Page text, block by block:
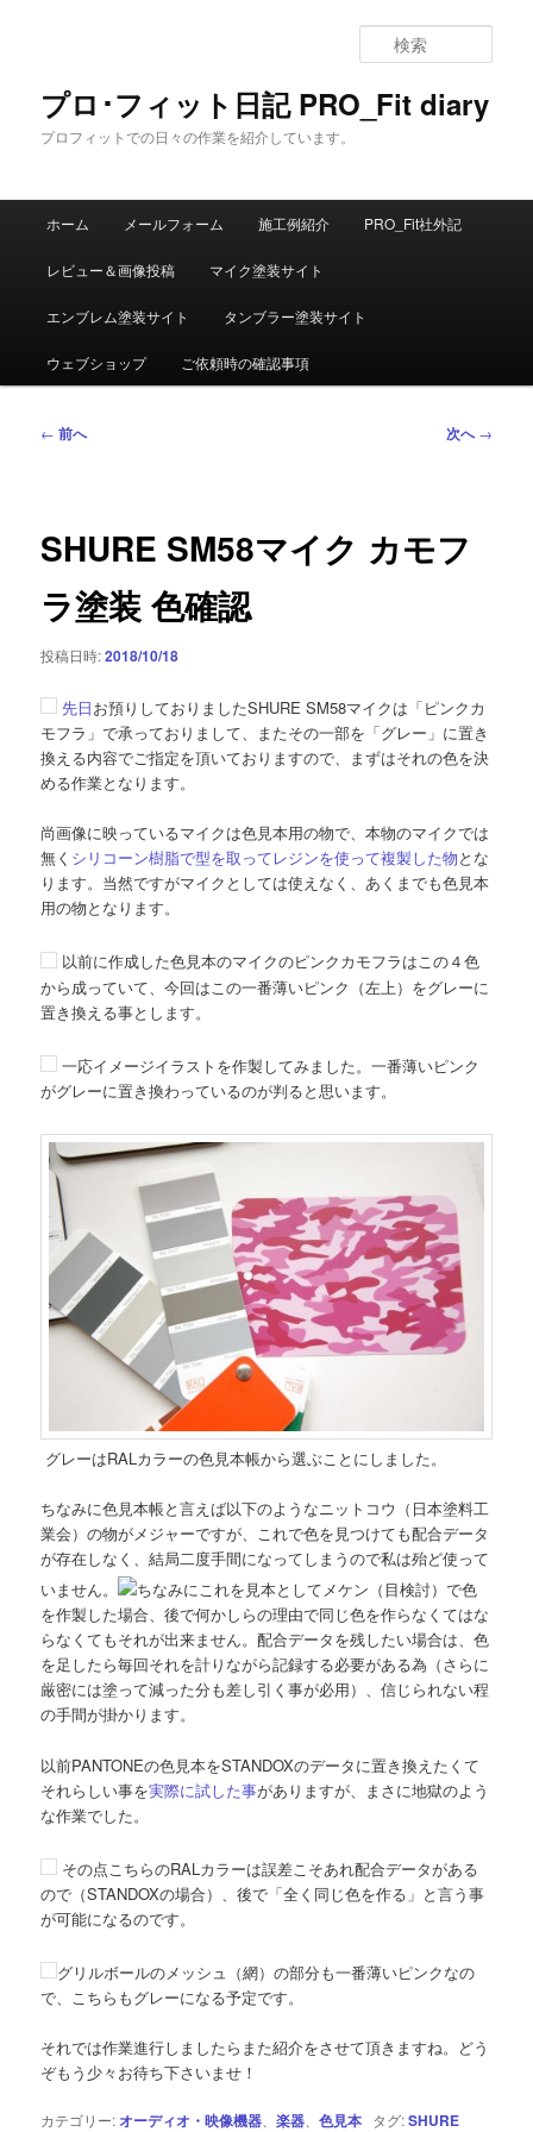
プロ･フィット日記 PRO_Fit diary
プロフィットでの日々の作業を紹介しています。
索
ホーム メールフォーム 施工例紹介 PRO_Fit社外記
レビュー＆画像投稿 マイク塗装サイト
エンブレム塗装サイト タンブラー塗装サイト
ウェブショップ ご依頼時の確認事項
投
ー
ョ
ン
← 前へ 次へ→
SHURE SM58マイク カモフ
ラ塗装 色確認
投稿日時:2018/10/18
先日お預りしておりましたSHURE SM58マイクは「ピンクカ
モフラ」で承っておりまして、またその一部を「グレー」に置き
換える内容でご指定を頂いておりますので、まずはそれの色を決
める作業となります。
尚画像に映っているマイクは色見本用の物で、本物のマイクでは
無く シリコーン樹脂で型を取ってレジンを使って複製した物とな
ります。当然ですがマイクとしては使えなく、あくまでも色見本
用の物となります。
以前に作成した色見本のマイクのピンクカモフラはこの４色
から成っていて、今回はこの一番薄いピンク（左上）をグレーに
置き換える事とします。
一応イメージイラストを作製してみました。一番薄いピンク
がグレーに置き換わっているのが判ると思います。
グレーはRALカラーの色見本帳から選ぶことにしました。
ちなみに色見本帳と言えば以下のようなニットコウ（日本塗料工
業会）の物がメジャーですが、これで色を見つけても配合データ
が存在しなく、結局二度手間になってしまうので私は殆ど使って
いません。
ちなみにこれを見本としてメケン（目検討）で色
を作製した場合、後で何かしらの理由で同じ色を作らなくてはな
らなくてもそれが出来ません。配合データを残したい場合は、色
を足したら毎回それを計りながら記録する必要がある為（さらに
厳密には塗って減った分も差し引く事が必用）、信じられない程
の手間が掛かります。
以前PANTONEの色見本をSTANDOXのデータに置き換えたくて
それらしい事を実際に試した事がありますが、まさに地獄のよう
な作業でした。
その点こちらのRALカラーは誤差こそあれ配合データがある
ので（STANDOXの場合）、後で「全く同じ色を作る」と言う事
が可能になるのです。
グリルボールのメッシュ（網）の部分も一番薄いピンクなの
で、こちらもグレーになる予定です。
それでは作業進行しましたらまた紹介をさせて頂きますね。どう
ぞもう少々お待ち下さいませ！
カテゴリー: オーディオ・映像機器 、楽器 、色見本 タグ:SHURE